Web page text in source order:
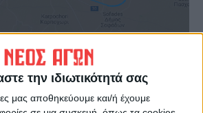
την ιδιωτικότητά σας
μας αποθηκεύουμε και/ή έχουμε
Σήμερα